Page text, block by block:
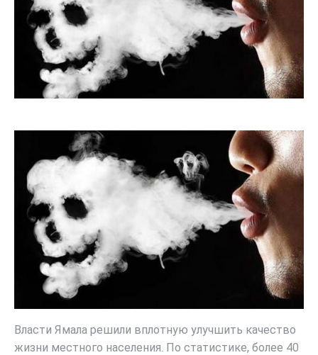
Власти Ямала решили вплотную улучшить качество
жизни местного населения. По статистике, более 40